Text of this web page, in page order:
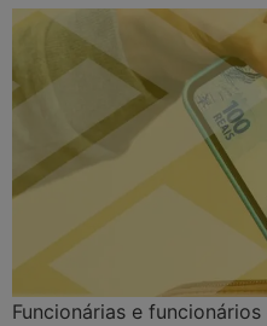
Funcionárias e